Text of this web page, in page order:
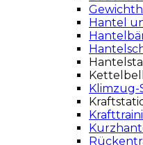
Hantel
Klimzug-